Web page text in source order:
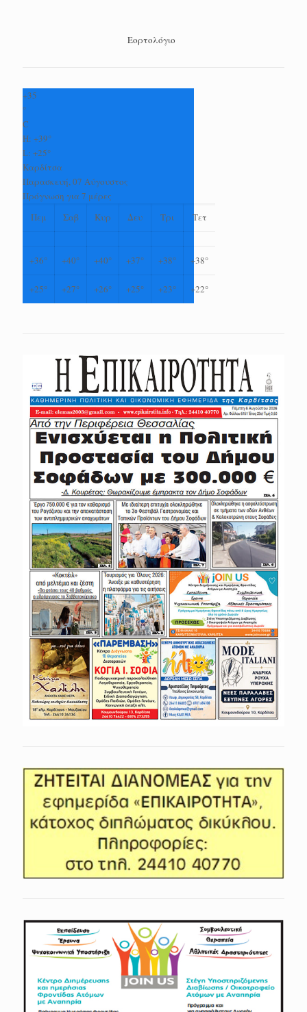
Εορτολόγιο
+35
°
C
H: +39°
L: +25°
Καρδίτσα
Παρασκευή, 07 Αύγουστος
Πρόγνωση για 7 μέρες
Πεμ
Σαβ Κυρ Δευ Τρι Τετ
+36° +40° +40° +37° +38° +38°
+25° +27° +26° +25° +23° +22°